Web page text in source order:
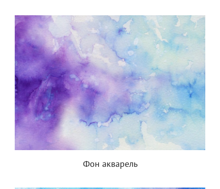
Фон акварель